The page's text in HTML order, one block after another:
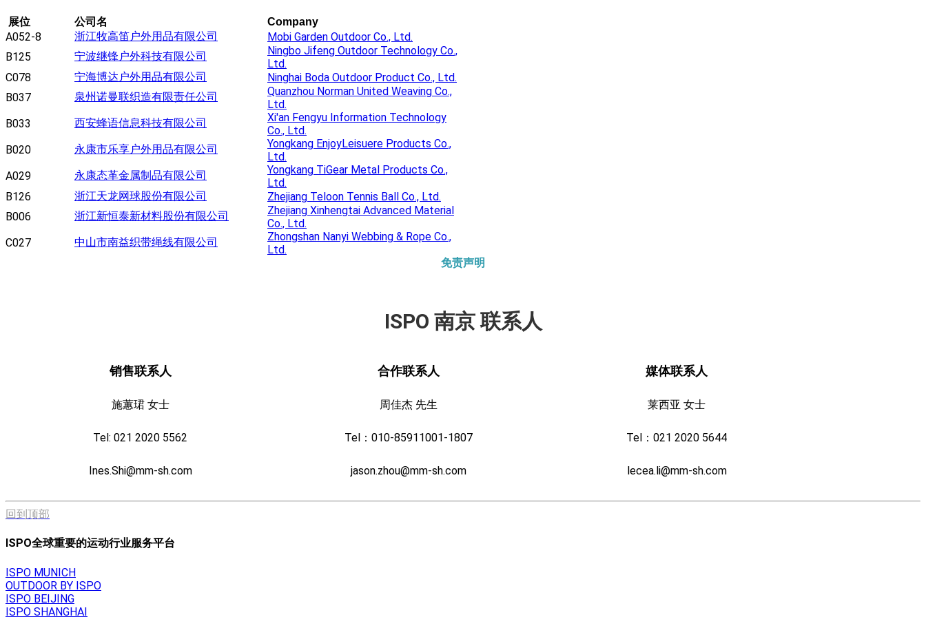
展位 公司名 Company
A052-8 浙江牧高笛户外用品有限公司
Mobi Garden Outdoor Co., Ltd.
B125
宁波继锋户外科技有限公司
Ningbo Jifeng Outdoor Technology Co.,
Ltd.
C078
宁海博达户外用品有限公司
Ninghai Boda Outdoor Product Co., Ltd.
B037
泉州诺曼联织造有限责任公司
Quanzhou Norman United Weaving Co.,
Ltd.
B033
西安蜂语信息科技有限公司
Xi'an Fengyu Information Technology
Co., Ltd.
B020
永康市乐享户外用品有限公司
Yongkang EnjoyLeisuere Products Co.,
Ltd.
A029
永康态革金属制品有限公司
Yongkang TiGear Metal Products Co.,
Ltd.
B126
浙江天龙网球股份有限公司
Zhejiang Teloon Tennis Ball Co., Ltd.
B006
浙江新恒泰新材料股份有限公司
Zhejiang Xinhengtai Advanced Material
Co., Ltd.
C027
中山市南益织带绳线有限公司
Zhongshan Nanyi Webbing & Rope Co.,
Ltd.
免责声明
ISPO 南京 联系人
销售联系人
施蕙珺 女士
Tel: 021 2020 5562
Ines.Shi@mm-sh.com
合作联系人
周佳杰 先生
Tel：010-85911001-1807
jason.zhou@mm-sh.com
媒体联系人
莱西亚 女士
Tel：021 2020 5644
lecea.li@mm-sh.com
回到顶部
ISPO全球重要的运动行业服务平台
ISPO MUNICH
OUTDOOR BY ISPO
ISPO BEIJING
ISPO SHANGHAI